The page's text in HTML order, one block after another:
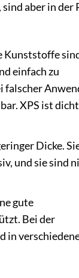
aber in der
Kunststoffe
einfach zu
falscher
XPS ist
Dicke.
und sie sind
gute
Bei der
in